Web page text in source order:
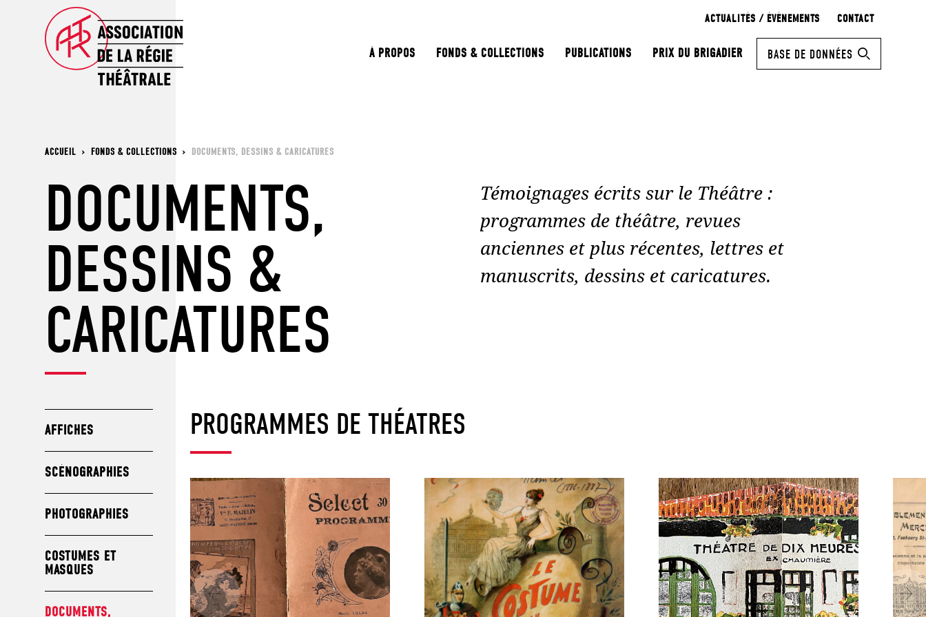
ACTUALITÉS / ÉVÉNEMENTS CONTACT
À PROPOS FONDS & COLLECTIONS PUBLICATIONS PRIX DU BRIGADIER BASE DE DONNÉES
ACCUEIL › FONDS & COLLECTIONS › DOCUMENTS, DESSINS & CARICATURES
DOCUMENTS,
DESSINS &
CARICATURES
Témoignages écrits sur le Théâtre :
programmes de théâtre, revues
anciennes et plus récentes, lettres et
manuscrits, dessins et caricatures.
AFFICHES
SCÉNOGRAPHIES
PHOTOGRAPHIES
COSTUMES ET
MASQUES
DOCUMENTS,
PROGRAMMES DE THÉATRES